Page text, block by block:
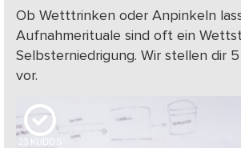
Ob Wetttrinken oder Anpinkeln
Aufnahmerituale sind oft ein
Selbsterniedrigung. Wir stellen dir
vor.
23 KUDOS